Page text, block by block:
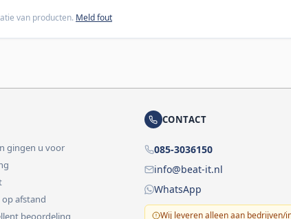
van producten. Meld fout
gingen u voor
afstand
beoordeling
CONTACT
085-3036150
info@beat-it.nl
WhatsApp
Wij leveren alleen aan bedrijven/